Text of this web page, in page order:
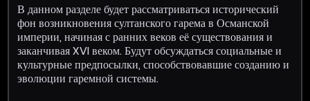
В данном разделе будет рассматриваться исторический
фон возникновения султанского гарема в Османской
империи, начиная с ранних веков её существования и
заканчивая XVI веком. Будут обсуждаться социальные и
культурные предпосылки, способствовавшие созданию и
эволюции гаремной системы.